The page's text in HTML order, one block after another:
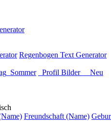
Regenbogen Text Generator
Sommer
Profil Bilder Neu
Freundschaft (Name)